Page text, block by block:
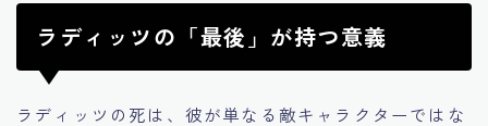
ラディッツの「最後」が持つ意義
ラディッツの死は、彼が単なる敵キャラクターではな